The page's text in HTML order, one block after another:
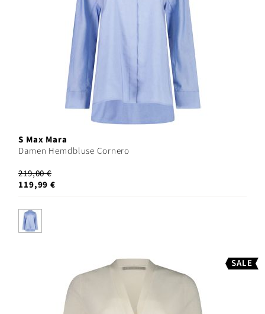
S Max Mara
Damen Hemdbluse Cornero
219,00 €
119,99 €
SALE